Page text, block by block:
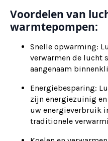
Voordelen van
warmtepompen:
Snelle opwarming:
verwarmen de lucht
aangenaam
Energiebesparing:
zijn energiezuinig
uw energieverbruik
traditionele